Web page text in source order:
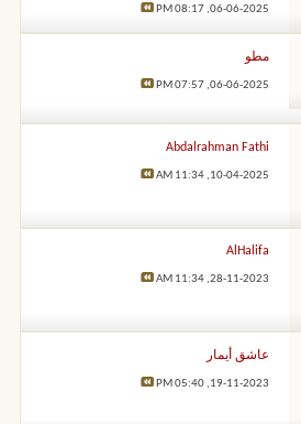
06-06-2025,
08:17 PM
مطو
06-06-2025,
07:57 PM
Abdalrahman Fathi
10-04-2025,
11:34 AM
AlHalifa
28-11-2023,
11:34 AM
عاشق أيمار
19-11-2023,
05:40 PM